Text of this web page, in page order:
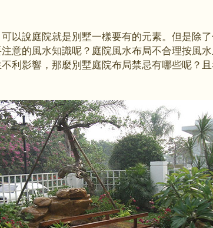
以說庭院就是別墅一樣要有的元素。但是除
意的風水知識呢？庭院風水布局不合理按風
利影響，那麼別墅庭院布局禁忌有哪些呢？